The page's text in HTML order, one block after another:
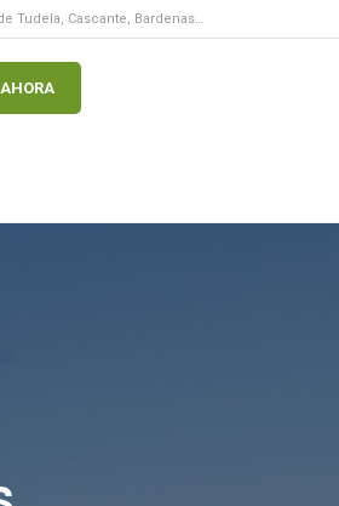
Tudela, Cascante, Bardenas…